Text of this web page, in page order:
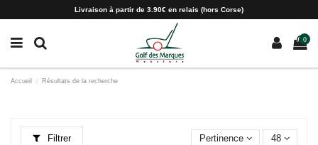
Livraison à partir de 3.90€ en relais (hors Corse)
0
Accueil Résultats de la recherche
Filtrer Pertinence 48
Paramètres des cookies